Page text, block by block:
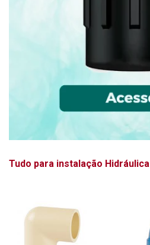
Tudo para instalação Hidráulica